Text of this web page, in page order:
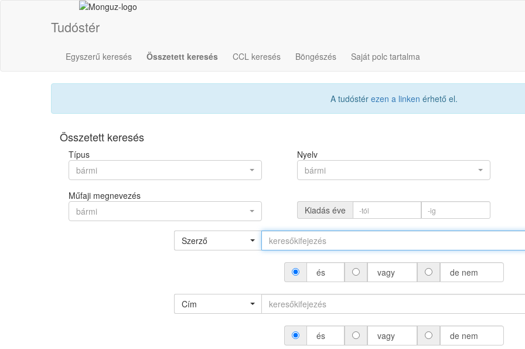
Tudóstér
Egyszerű keresés Összetett keresés CCL keresés Böngészés Saját polc tartalma
A tudóstér ezen a linken érhető el.
Összetett keresés
Típus
bármi
Nyelv
bármi
Műfaji megnevezés
bármi
Kiadás éve
Szerző
és vagy de nem
Cím
és vagy de nem